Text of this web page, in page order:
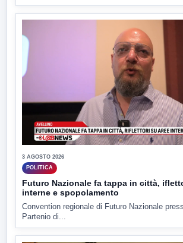
3 AGOSTO 2026
POLITICA
Futuro Nazionale fa tappa in città,
interne e spopolamento
Convention regionale di Futuro Nazionale
Partenio di...